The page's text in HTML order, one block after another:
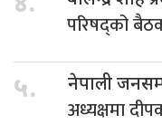
परिषद्को
५. नेपाली
अध्यक्षमा